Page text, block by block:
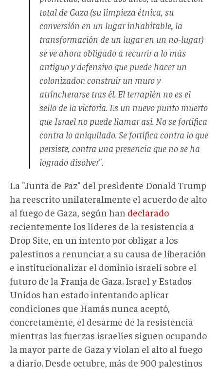
total de Gaza (su limpieza étnica, su
conversión en un lugar inhabitable, la
transformación de un lugar en un no-lugar)
se ve ahora obligado a recurrir a lo más
antiguo y defensivo que puede hacer un
colonizador: construir un muro y
atrincherarse tras él. El terraplén no es el
sello de la victoria. Es un nuevo punto muerto
que Israel no puede llamar así. No se fortifica
contra lo aniquilado. Se fortifica contra lo que
persiste, contra una presencia que no se ha
logrado disolver".
La "Junta de Paz" del presidente Donald Trump
ha reescrito unilateralmente el acuerdo de alto
al fuego de Gaza, según han declarado
recientemente los líderes de la resistencia a
Drop Site, en un intento por obligar a los
palestinos a renunciar a su causa de liberación
e institucionalizar el dominio israelí sobre el
futuro de la Franja de Gaza. Israel y Estados
Unidos han estado intentando aplicar
condiciones que Hamás nunca aceptó,
concretamente, el desarme de la resistencia
mientras las fuerzas israelíes siguen ocupando
la mayor parte de Gaza y violan el alto al fuego
a diario. Desde octubre, más de 900 palestinos